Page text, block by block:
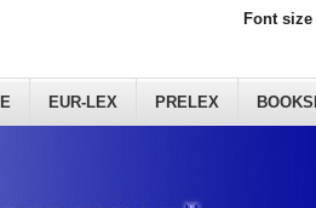
EUR-LEX PRELEX
Font size